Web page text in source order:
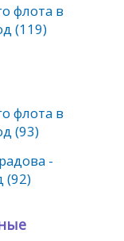
флота в
(119)
флота в
(93)
-
(92)